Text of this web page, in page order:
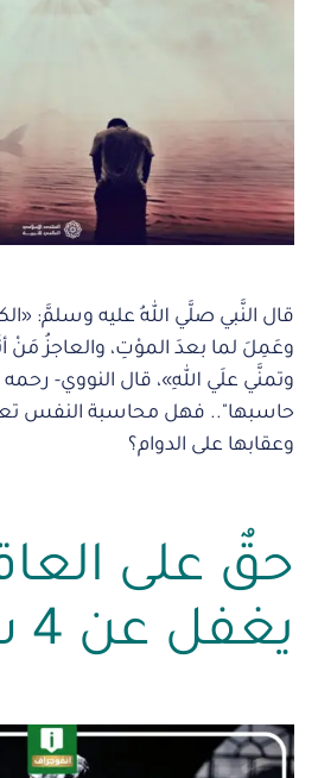
قال النَّبي صلَّي اللهُ عليه وسلمَّ:
وعَمِلَ لما بعدَ الموْتِ، والعاجزُ مَنْ
وتمنَّي علَي اللهِ»، قال النووي-
حاسبها".. فهل محاسبة النفس
وعقابها على الدوام؟
حقٌ على
يغفل عن 4 ساعات!